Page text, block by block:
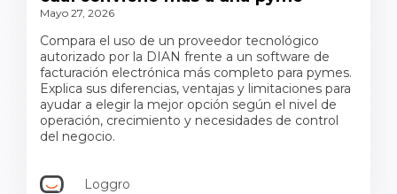
Mayo 27, 2026
Compara el uso de un proveedor tecnológico
autorizado por la DIAN frente a un software de
facturación electrónica más completo para pymes.
Explica sus diferencias, ventajas y limitaciones para
ayudar a elegir la mejor opción según el nivel de
operación, crecimiento y necesidades de control
del negocio.
Loggro